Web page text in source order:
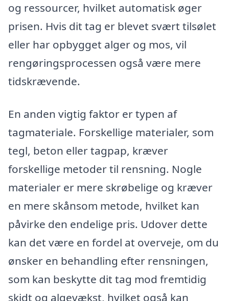
og ressourcer, hvilket automatisk øger
prisen. Hvis dit tag er blevet svært tilsølet
eller har opbygget alger og mos, vil
rengøringsprocessen også være mere
tidskrævende.
En anden vigtig faktor er typen af
tagmateriale. Forskellige materialer, som
tegl, beton eller tagpap, kræver
forskellige metoder til rensning. Nogle
materialer er mere skrøbelige og kræver
en mere skånsom metode, hvilket kan
påvirke den endelige pris. Udover dette
kan det være en fordel at overveje, om du
ønsker en behandling efter rensningen,
som kan beskytte dit tag mod fremtidig
skidt og algevækst, hvilket også kan